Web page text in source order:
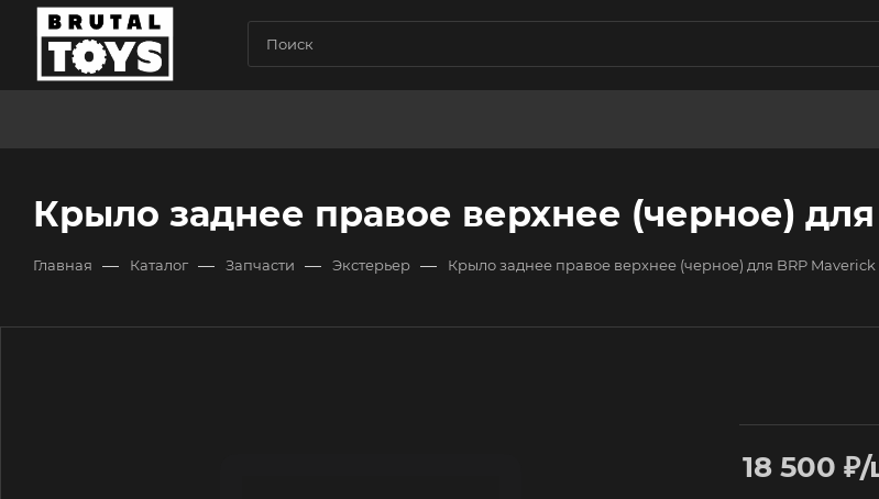
Крыло заднее правое верхнее (черное)
Главная — Каталог — Запчасти — Экстерьер — Крыло заднее правое верхнее (черное) для BRP Maverick
18 500 ₽/